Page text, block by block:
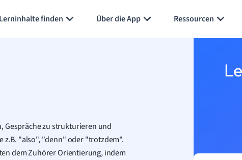
Lerninhalte finden Über die App Ressourcen
Gespräche zu strukturieren und
z.B. "also", "denn" oder "trotzdem".
dem Zuhörer Orientierung, indem